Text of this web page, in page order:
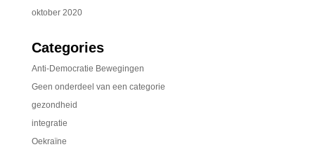
oktober 2020
Categories
Anti-Democratie Bewegingen
Geen onderdeel van een categorie
gezondheid
integratie
Oekraïne